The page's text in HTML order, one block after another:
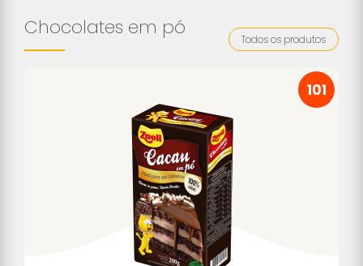
Chocolates em pó Todos os produtos
101